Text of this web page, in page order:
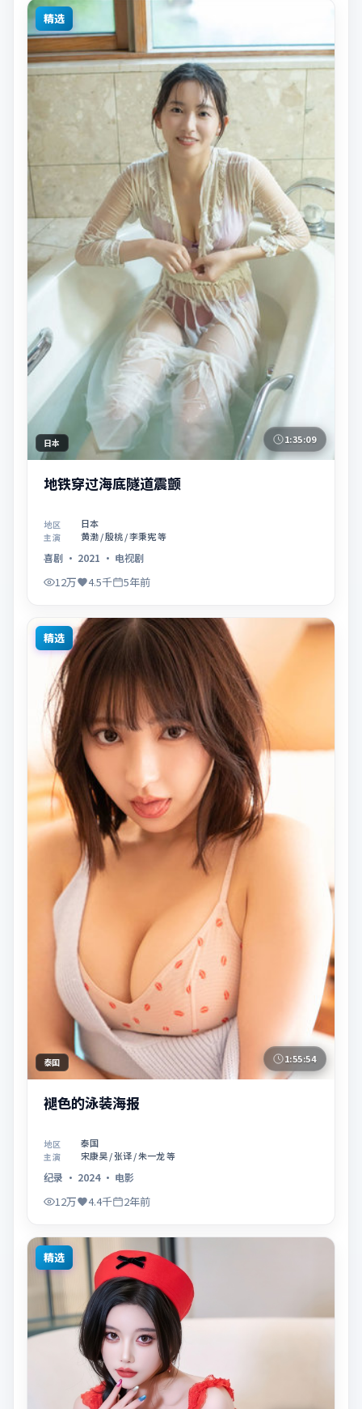
精选
日本 1:35:09
地铁穿过海底隧道震颤
地区 日本
主演 黄渤 / 殷桃 / 李秉宪 等
喜剧 · 2021 · 电视剧
12万 4.5千 5年前
精选
泰国 1:55:54
褪色的泳装海报
地区 泰国
主演 宋康昊 / 张译 / 朱一龙 等
纪录 · 2024· 电影
12万 4.4千 2年前
精选